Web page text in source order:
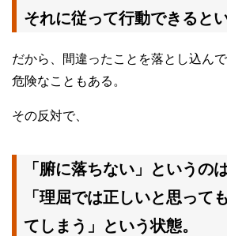
それに従って行動できると
だから、間違ったことを落とし込ん
危険なこともある。
その反対で、
「腑に落ちない」というの
「理屈では正しいと思って
てしまう」という状態。